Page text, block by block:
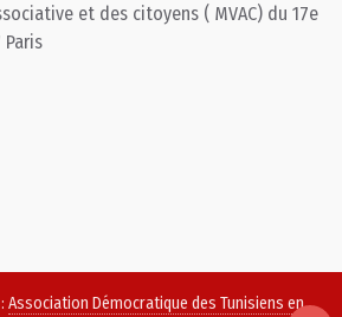
et des citoyens ( MVAC) du 17e
Paris
: Association Démocratique des Tunisiens en